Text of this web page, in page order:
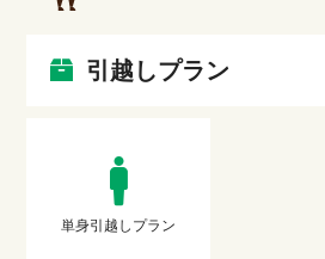
引越しプラン
単身引越しプラン